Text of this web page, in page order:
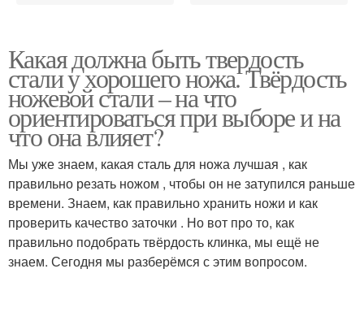
Какая должна быть твердость
стали у хорошего ножа. Твёрдость
ножевой стали – на что
ориентироваться при выборе и на
что она влияет?
Мы уже знаем, какая сталь для ножа лучшая , как
правильно резать ножом , чтобы он не затупился раньше
времени. Знаем, как правильно хранить ножи и как
проверить качество заточки . Но вот про то, как
правильно подобрать твёрдость клинка, мы ещё не
знаем. Сегодня мы разберёмся с этим вопросом.